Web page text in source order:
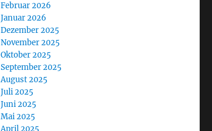
Februar 2026
Januar 2026
Dezember 2025
November 2025
Oktober 2025
September 2025
August 2025
Juli 2025
Juni 2025
Mai 2025
April 2025